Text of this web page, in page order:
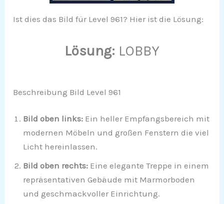
Ist dies das Bild für Level 961? Hier ist die Lösung:
Lösung: LOBBY
Beschreibung Bild Level 961
Bild oben links: Ein heller Empfangsbereich mit
modernen Möbeln und großen Fenstern die viel
Licht hereinlassen.
Bild oben rechts: Eine elegante Treppe in einem
repräsentativen Gebäude mit Marmorboden
und geschmackvoller Einrichtung.